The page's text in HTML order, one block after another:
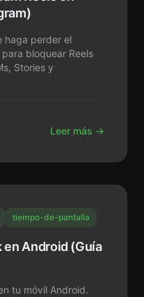
haga perder el
bloquear Reels
Stories y
Leer más →
tiempo-de-pantalla
en Android (Guía
tu móvil Android.